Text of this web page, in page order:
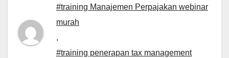
#training Manajemen Perpajakan webinar
murah
,
#training penerapan tax management